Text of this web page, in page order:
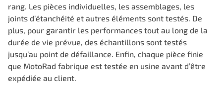
rang. Les pièces individuelles, les assemblages, les
joints d’étanchéité et autres éléments sont testés. De
plus, pour garantir les performances tout au long de la
durée de vie prévue, des échantillons sont testés
jusqu’au point de défaillance. Enfin, chaque pièce finie
que MotoRad fabrique est testée en usine avant d’être
expédiée au client.